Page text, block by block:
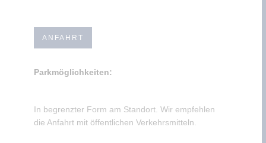
ANFAHRT
Parkmöglichkeiten:
In begrenzter Form am Standort. Wir empfehlen
die Anfahrt mit öffentlichen Verkehrsmitteln.